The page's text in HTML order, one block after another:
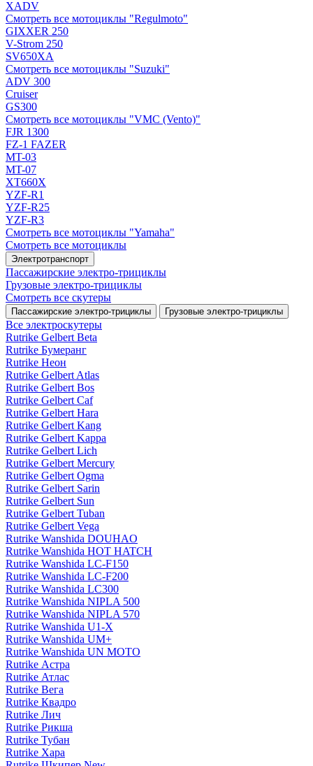
XADV
Смотреть все мотоциклы "Regulmoto"
GIXXER 250
V-Strom 250
SV650XA
Смотреть все мотоциклы "Suzuki"
ADV 300
Cruiser
GS300
Смотреть все мотоциклы "VMC (Vento)"
FJR 1300
FZ-1 FAZER
MT-03
MT-07
XT660X
YZF-R1
YZF-R25
YZF-R3
Смотреть все мотоциклы "Yamaha"
Смотреть все мотоциклы
Электротранспорт
Пассажирские электро‑трициклы
Грузовые электро‑трициклы
Смотреть все скутеры
Пассажирские электро‑трициклы Грузовые электро‑трициклы
Все электро­скутеры
Rutrike Gelbert Beta
Rutrike Бумеранг
Rutrike Неон
Rutrike Gelbert Atlas
Rutrike Gelbert Bos
Rutrike Gelbert Caf
Rutrike Gelbert Hara
Rutrike Gelbert Kang
Rutrike Gelbert Kappa
Rutrike Gelbert Lich
Rutrike Gelbert Mercury
Rutrike Gelbert Ogma
Rutrike Gelbert Sarin
Rutrike Gelbert Sun
Rutrike Gelbert Tuban
Rutrike Gelbert Vega
Rutrike Wanshida DOUHAO
Rutrike Wanshida HOT HATCH
Rutrike Wanshida LC-F150
Rutrike Wanshida LC-F200
Rutrike Wanshida LC300
Rutrike Wanshida NIPLA 500
Rutrike Wanshida NIPLA 570
Rutrike Wanshida U1-X
Rutrike Wanshida UM+
Rutrike Wanshida UN MOTO
Rutrike Астра
Rutrike Атлас
Rutrike Вега
Rutrike Квадро
Rutrike Лич
Rutrike Рикша
Rutrike Тубан
Rutrike Хара